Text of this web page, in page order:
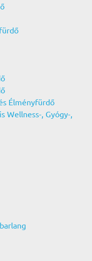
Élményfürdő
Wellness-, Gyógy-,